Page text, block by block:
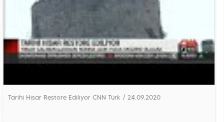
Tarihi Hisar Restore Ediliyor CNN Türk / 24.09.2020